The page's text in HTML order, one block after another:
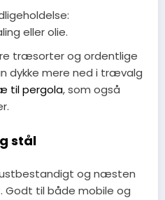
eller olie.
træsorter og ordentlige
dykke mere ned i trævalg
til pergola, som også
stål
og næsten
Godt til både mobile og